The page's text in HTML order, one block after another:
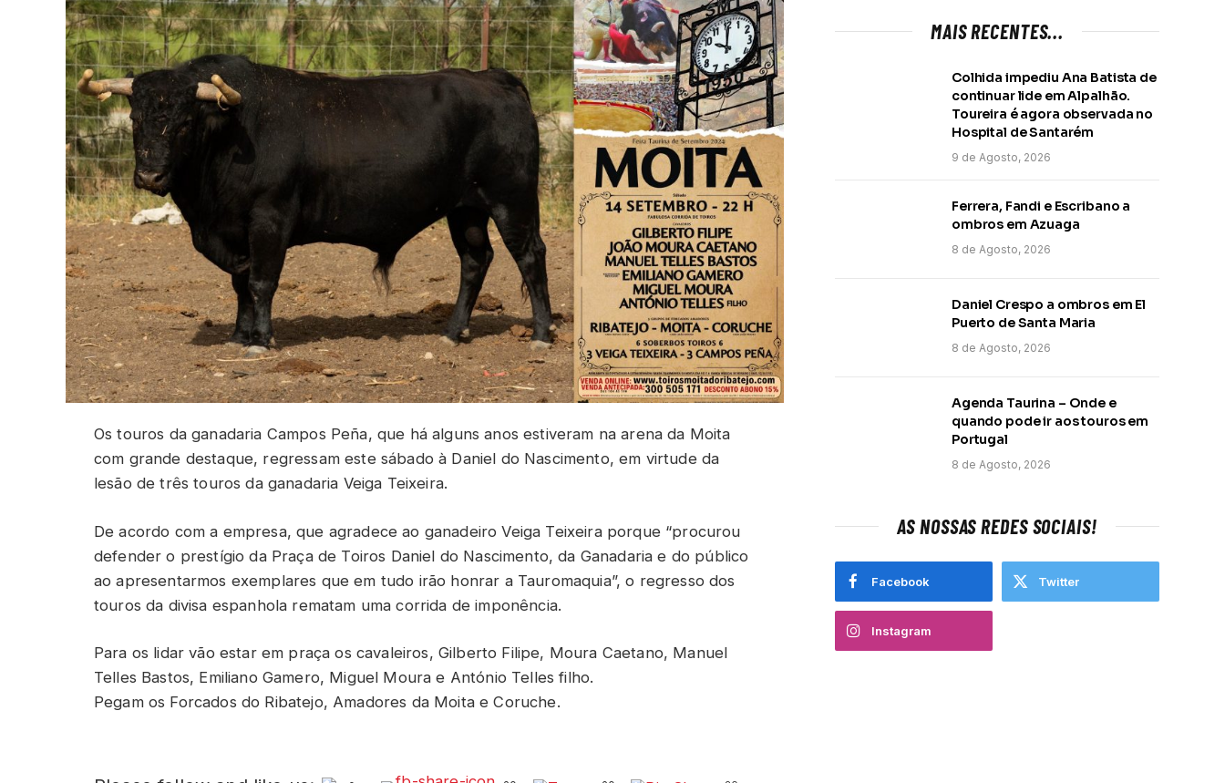
Os touros da ganadaria Campos Peña, que há alguns anos estiveram na arena da Moita
com grande destaque, regressam este sábado à Daniel do Nascimento, em virtude da
lesão de três touros da ganadaria Veiga Teixeira.
De acordo com a empresa, que agradece ao ganadeiro Veiga Teixeira porque “procurou
defender o prestígio da Praça de Toiros Daniel do Nascimento, da Ganadaria e do público
ao apresentarmos exemplares que em tudo irão honrar a Tauromaquia”, o regresso dos
touros da divisa espanhola rematam uma corrida de imponência.
Para os lidar vão estar em praça os cavaleiros, Gilberto Filipe, Moura Caetano, Manuel
Telles Bastos, Emiliano Gamero, Miguel Moura e António Telles filho.
Pegam os Forcados do Ribatejo, Amadores da Moita e Coruche.
MAIS RECENTES...
Colhida impediu Ana Batista de
continuar lide em Alpalhão.
Toureira é agora observada no
Hospital de Santarém
9 de Agosto, 2026
Ferrera, Fandi e Escribano a
ombros em Azuaga
8 de Agosto, 2026
Daniel Crespo a ombros em El
Puerto de Santa Maria
8 de Agosto, 2026
Agenda Taurina – Onde e
quando pode ir aos touros em
Portugal
8 de Agosto, 2026
AS NOSSAS REDES SOCIAIS!
Facebook Twitter
Instagram